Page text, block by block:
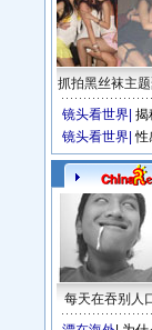
抓拍黑丝袜主
镜头看世界 揭
镜头看世界 性
每天在吞别人